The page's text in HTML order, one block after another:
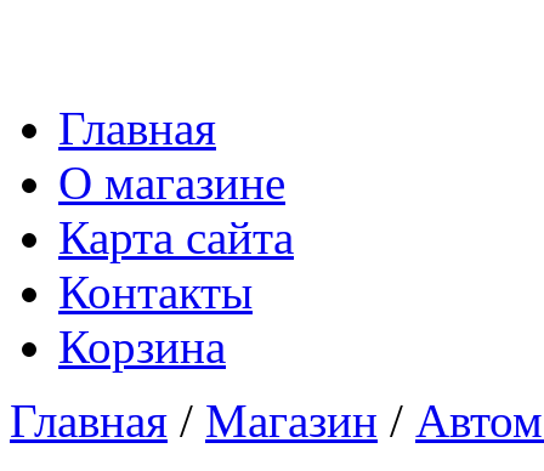
Главная
О магазине
Карта сайта
Контакты
Корзина
Главная / Магазин /